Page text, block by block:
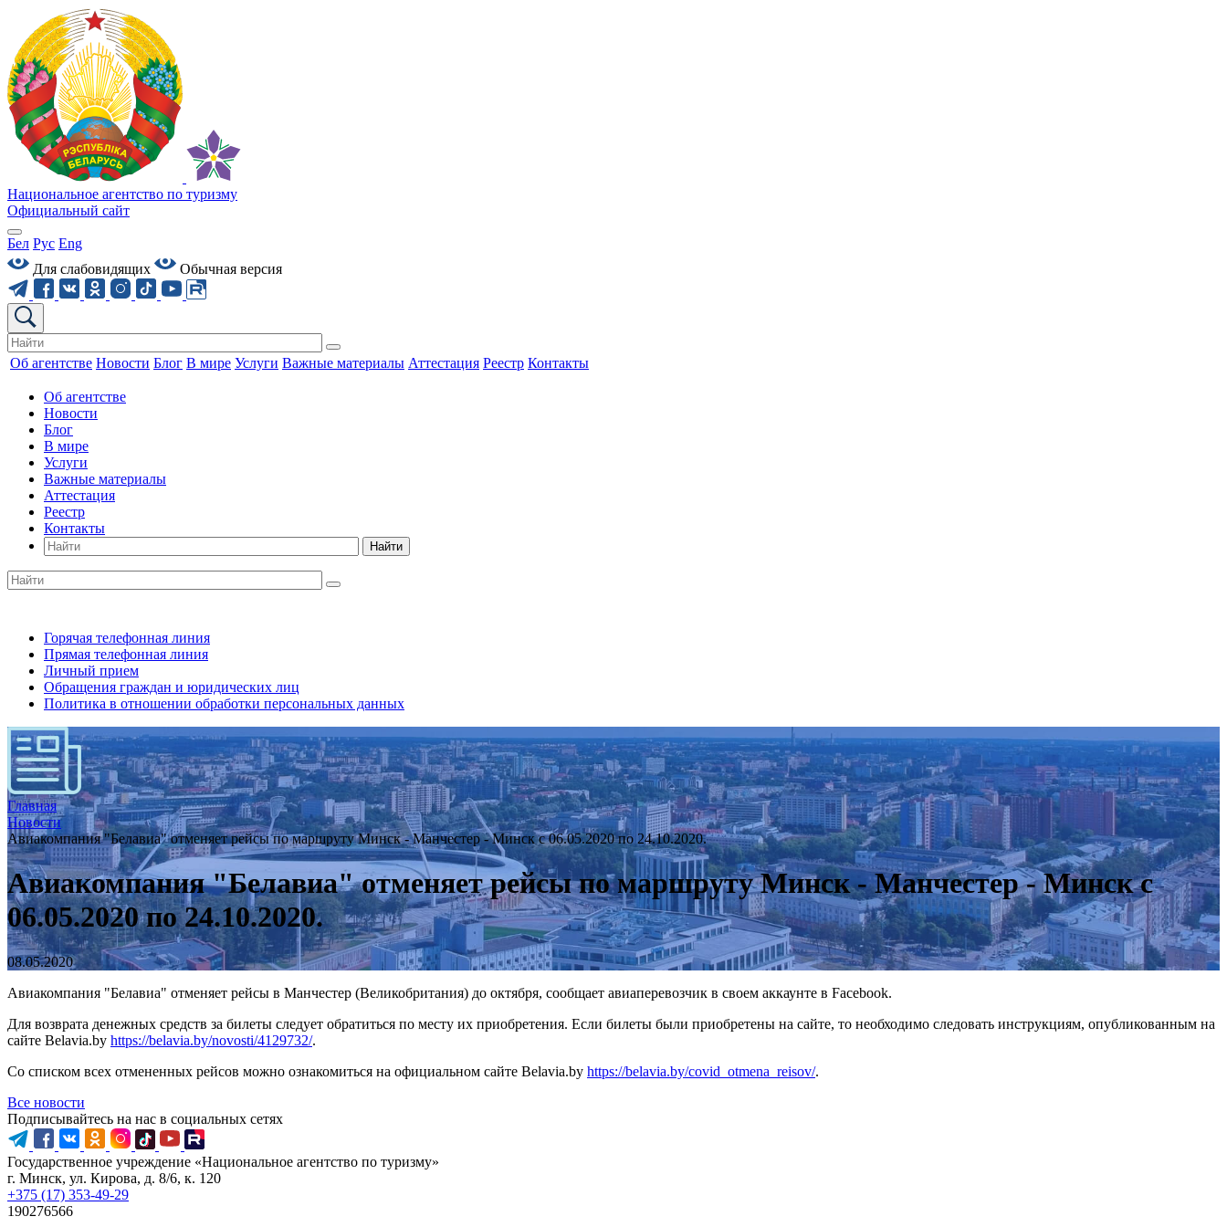
Национальное агентство по туризму
Официальный сайт
Бел Рус Eng
Для слабовидящих
Обычная версия
Об агентстве Новости Блог В мире Услуги Важные материалы Аттестация Реестр Контакты
Об агентстве
Новости
Блог
В мире
Услуги
Важные материалы
Аттестация
Реестр
Контакты
Найти
Горячая телефонная линия
Прямая телефонная линия
Личный прием
Обращения граждан и юридических лиц
Политика в отношении обработки персональных данных
Главная
Новости
Авиакомпания "Белавиа" отменяет рейсы по маршруту Минск - Манчестер - Минск с 06.05.2020 по 24.10.2020.
Авиакомпания "Белавиа" отменяет рейсы по маршруту Минск - Манчестер - Минск с
06.05.2020 по 24.10.2020.
08.05.2020
Авиакомпания "Белавиа" отменяет рейсы в Манчестер (Великобритания) до октября, сообщает авиаперевозчик в своем аккаунте в Facebook.
Для возврата денежных средств за билеты следует обратиться по месту их приобретения. Если билеты были приобретены на сайте, то необходимо следовать инструкциям, опубликованным на
сайте Belavia.by https://belavia.by/novosti/4129732/.
Со списком всех отмененных рейсов можно ознакомиться на официальном сайте Belavia.by https://belavia.by/covid_otmena_reisov/.
Все новости
Подписывайтесь на нас в социальных сетях
Государственное учреждение «Национальное агентство по туризму»
г. Минск, ул. Кирова, д. 8/6, к. 120
+375 (17) 353-49-29
190276566